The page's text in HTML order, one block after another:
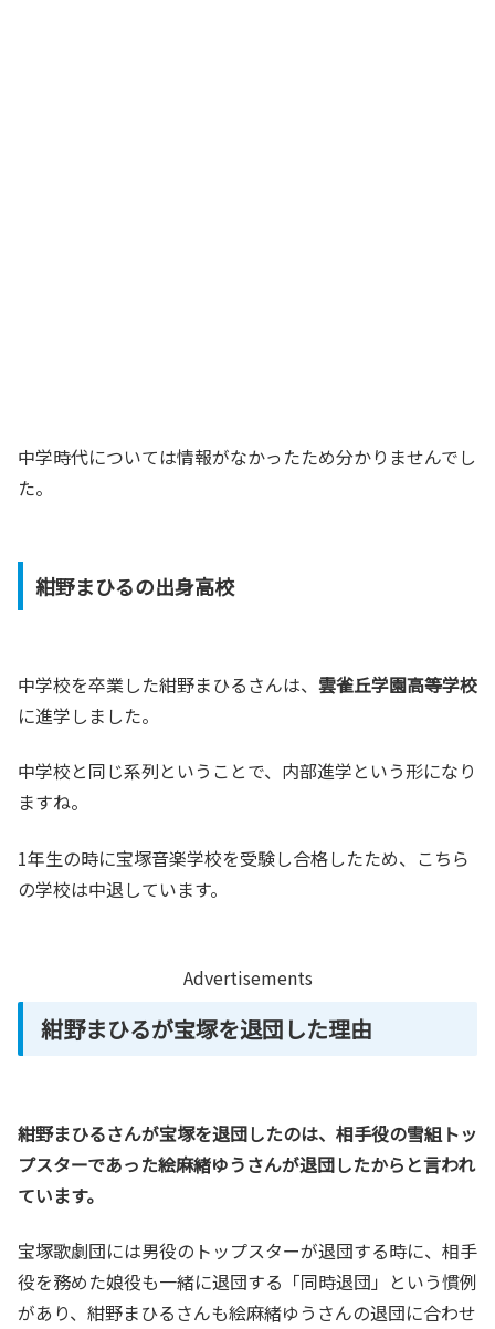
中学時代については情報がなかったため分かりませんでし
た。
紺野まひるの出身高校
中学校を卒業した紺野まひるさんは、 雲雀丘学園高等学校
に進学しました。
中学校と同じ系列ということで、内部進学という形になり
ますね。
1年生の時に宝塚音楽学校を受験し合格したため、こちら
の学校は中退しています。
Advertisements
紺野まひるが宝塚を退団した理由
紺野まひるさんが宝塚を退団したのは、相手役の雪組トッ
プスターであった絵麻緒ゆうさんが退団したからと言われ
ています。
宝塚歌劇団には男役のトップスターが退団する時に、相手
役を務めた娘役も一緒に退団する「同時退団」という慣例
があり、紺野まひるさんも絵麻緒ゆうさんの退団に合わせ